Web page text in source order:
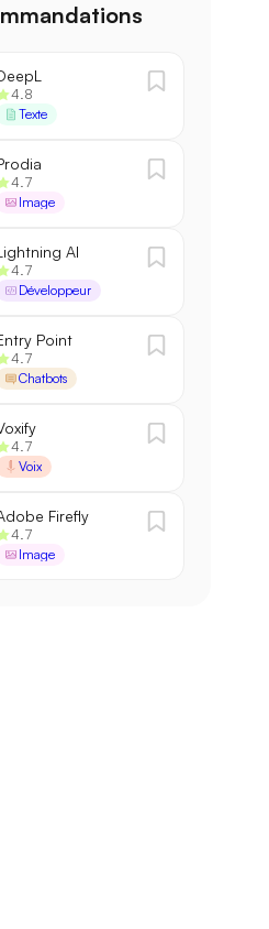
+2,2
−33%
4.8
Texte
4.7
Image
AI
4.7
Développeur
Point
4.7
Chatbots
4.7
Voix
Firefly
4.7
Image